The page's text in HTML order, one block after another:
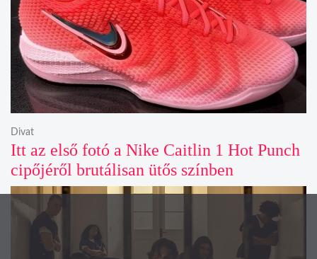
Itt az első fotó a Nike Caitlin 1 Hot Punch
cipőjéről brutálisan ütős színben
Divat